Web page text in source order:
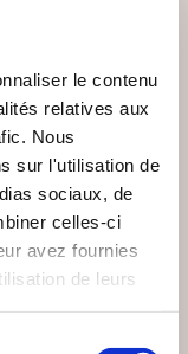
le contenu
relatives aux
Nous
sur l'utilisation de
sociaux, de
celles-ci
avez fournies
de leurs